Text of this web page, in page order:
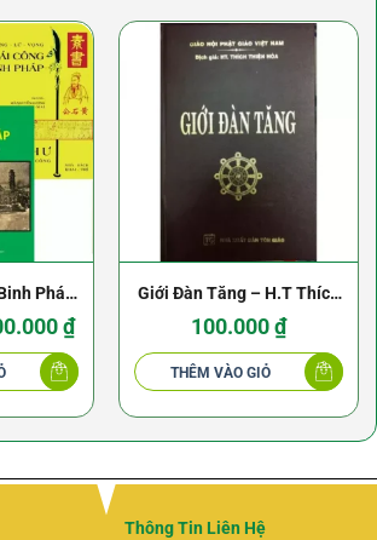
Pháp
₫.
₫Giá
hiện
là:
400.000 ₫.
Giới Đàn Tăng – H.T Thích
Thiện Hòa
100.000₫
THÊM VÀO GIỎ
Thông Tin Liên Hệ